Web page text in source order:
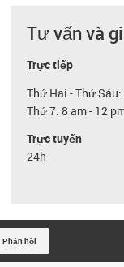
Tư vấn và
Trực tiếp
Thứ Hai - Thứ
Thứ 7: 8 am - 12
Trực tuyến
24h
Phản hồi